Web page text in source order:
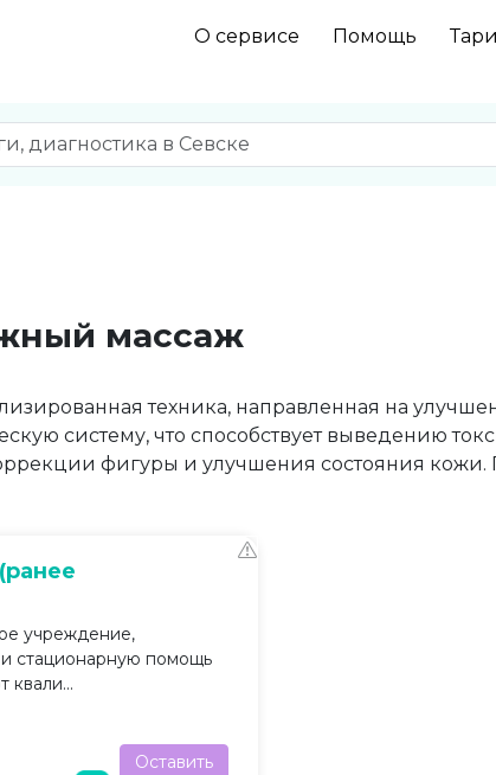
О сервисе Помощь
массаж
техника, направленная на
систему, что способствует выведению
фигуры и улучшения состояния кожи.
учреждение,
стационарную помощь
квали...
Оставить